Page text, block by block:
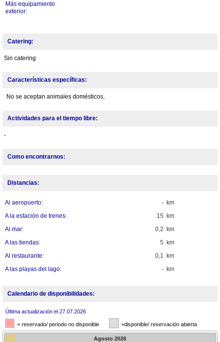
Más equipamiento
exterior:
Catering:
Sin catering
Características específicas:
No se aceptan animales domésticos,
Actividades para el tiempo libre:
-
Como encontrarnos:
Distancias:
- km
Al aeropuerto:
15 km
A la estación de trenes:
0,2 km
Al mar:
5 km
A las tiendas:
0,1 km
Al restaurante:
- km
A las playas del lago:
Calendario de disponibilidades:
Última actualización el 27.07.2026
= reservado/ periodo no disponible =disponible/ reservación abierta
Agosto 2026